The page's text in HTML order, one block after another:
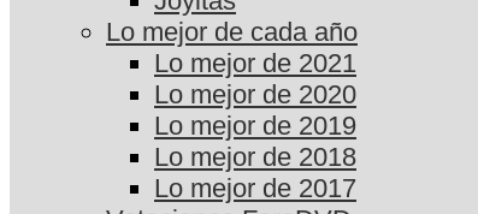
Lo mejor de cada año
Lo mejor de 2021
Lo mejor de 2020
Lo mejor de 2019
Lo mejor de 2018
Lo mejor de 2017